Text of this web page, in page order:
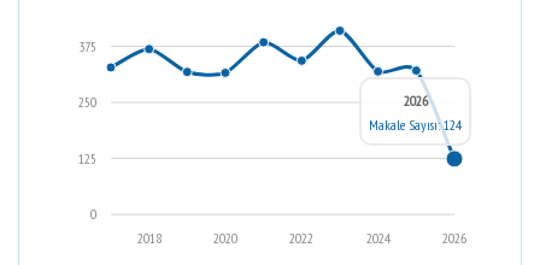
0
125
250
375
2026
2024
2022
2020
2018
2026
Makale Sayısı: 124